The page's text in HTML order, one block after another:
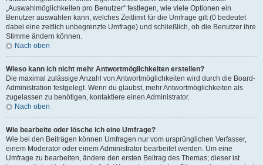
„Auswahlmöglichkeiten pro Benutzer“ festlegen, wie viele Optionen ein
Benutzer auswählen kann, welches Zeitlimit für die Umfrage gilt (0 bedeutet
dabei eine zeitlich unbegrenzte Umfrage) und schließlich, ob die Benutzer ihre
Stimme ändern können.
Nach oben
Wieso kann ich nicht mehr Antwortmöglichkeiten erstellen?
Die maximal zulässige Anzahl von Antwortmöglichkeiten wird durch die Board-
Administration festgelegt. Wenn du glaubst, mehr Antwortmöglichkeiten als
zugelassen zu benötigen, kontaktiere einen Administrator.
Nach oben
Wie bearbeite oder lösche ich eine Umfrage?
Wie bei den Beiträgen können Umfragen nur vom ursprünglichen Verfasser,
einem Moderator oder einem Administrator bearbeitet werden. Um eine
Umfrage zu bearbeiten, ändere den ersten Beitrag des Themas; dieser ist